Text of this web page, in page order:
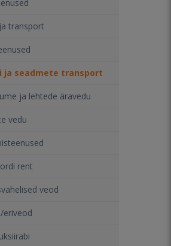
transport
ja seadmete transport
ja lehtede äravedu
vedu
rent
veod
eriveod